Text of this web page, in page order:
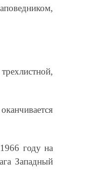
году на
Западный